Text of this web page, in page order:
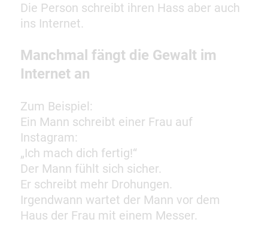
Die Person schreibt ihren Hass aber auch
ins Internet.
Manchmal fängt die Gewalt im
Internet an
Zum Beispiel:
Ein Mann schreibt einer Frau auf
Instagram:
„Ich mach dich fertig!“
Der Mann fühlt sich sicher.
Er schreibt mehr Drohungen.
Irgendwann wartet der Mann vor dem
Haus der Frau mit einem Messer.